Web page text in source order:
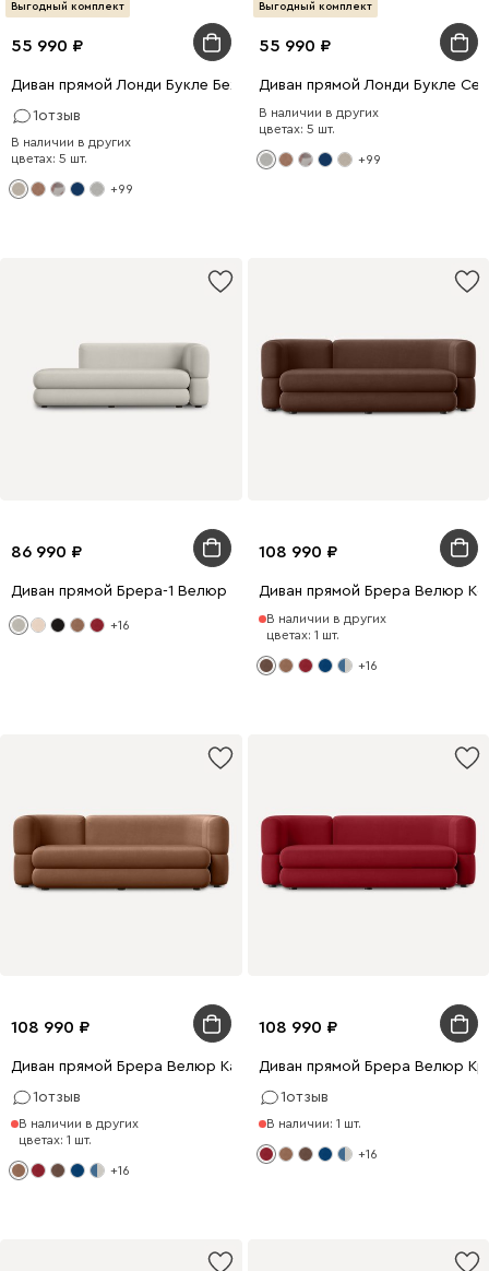
Выгодный комплект
55 990
Диван прямой Лонди Букле Бежевый
1отзыв
В наличии в других
цветах: 5 шт.
+99
Выгодный комплект
55 990
Диван прямой Лонди Букле
В наличии в других
цветах: 5 шт.
+99
86 990
Диван прямой Брера-1 Велюр Светло-серый
+16
108 990
Диван прямой Брера Велюр
В наличии в других
цветах: 1 шт.
+16
108 990
Диван прямой Брера Велюр Карамельный
1отзыв
В наличии в других
цветах: 1 шт.
+16
108 990
Диван прямой Брера Велюр
1отзыв
В наличии: 1 шт.
+16